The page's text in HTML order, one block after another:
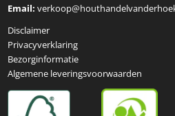
Email:
Disclaimer
Privacyverklaring
Bezorginformatie
Algemene leveringsvoorwaarden